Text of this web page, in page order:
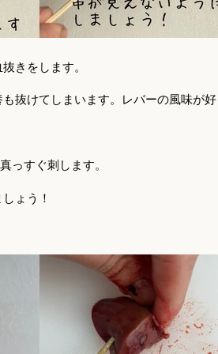
きをします。
抜けてしまいます。レバーの風味が
っすぐ刺します。
ょう！